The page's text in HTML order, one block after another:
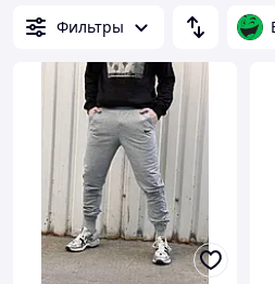
Фильтры